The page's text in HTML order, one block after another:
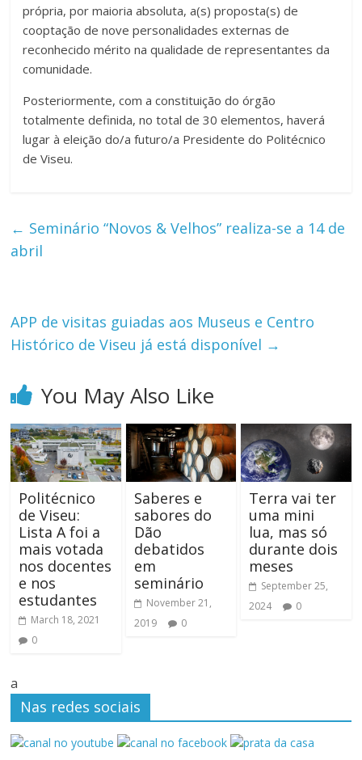
própria, por maioria absoluta, a(s) proposta(s) de
cooptação de nove personalidades externas de
reconhecido mérito na qualidade de representantes da
comunidade.
Posteriormente, com a constituição do órgão
totalmente definida, no total de 30 elementos, haverá
lugar à eleição do/a futuro/a Presidente do Politécnico
de Viseu.
← Seminário “Novos & Velhos” realiza-se a 14 de
abril
APP de visitas guiadas aos Museus e Centro
Histórico de Viseu já está disponível →
You May Also Like
Politécnico
de Viseu:
Lista A foi a
mais votada
nos docentes
e nos
estudantes
March 18, 2021
0
Saberes e
sabores do
Dão
debatidos
em
seminário
November 21,
2019
0
Terra vai ter
uma mini
lua, mas só
durante dois
meses
September 25,
2024
0
a
Nas redes sociais